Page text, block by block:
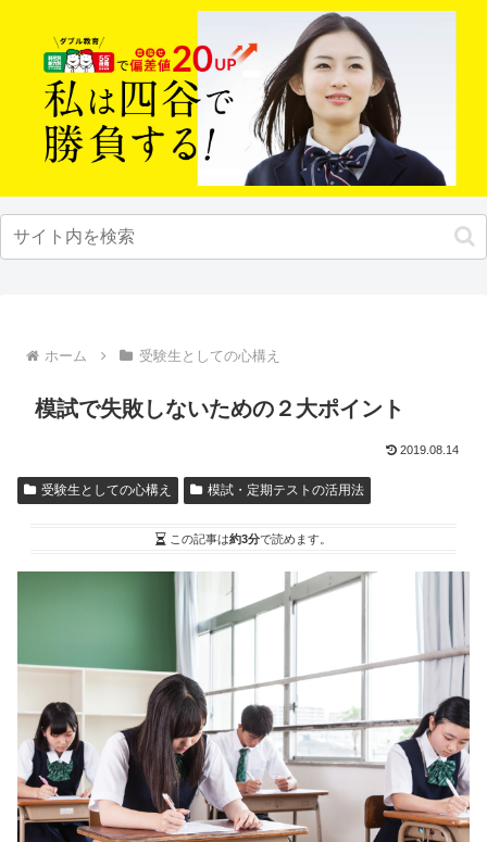
ホーム 受験生としての心構え
模試で失敗しないための２大ポイント
2019.08.14
受験生としての心構え 模試・定期テストの活用法
この記事は約3分で読めます。